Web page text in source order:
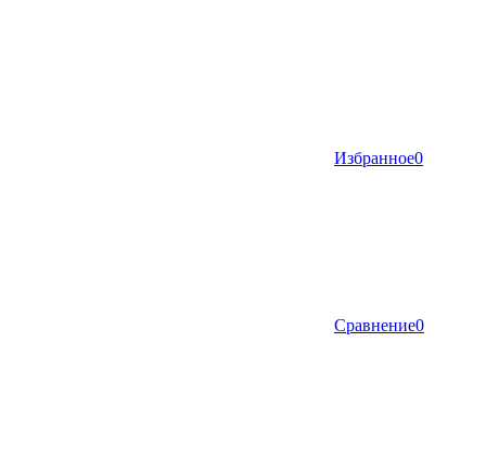
Избранное0
Сравнение0